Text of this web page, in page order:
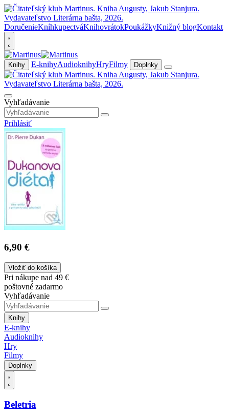
DoručenieKníhkupectváKnihovrátokPoukážkyKnižný blogKontakt
Knihy E-knihyAudioknihyHryFilmy Doplnky
Vyhľadávanie
Prihlásiť
6,90 €
Vložiť do košíka
Pri nákupe nad 49 €
poštovné zadarmo
Vyhľadávanie
Knihy
E-knihy
Audioknihy
Hry
Filmy
Doplnky
Beletria